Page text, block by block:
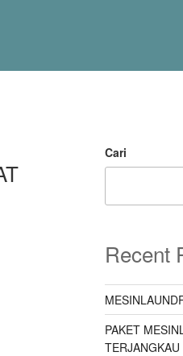
Cari
Recent
PAKET
TERJANGKAU